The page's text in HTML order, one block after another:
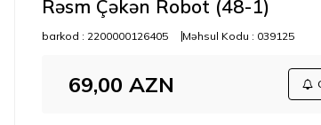
Rəsm Çəkən Robot (48-1)
barkod : 2200000126405 Məhsul Kodu : 039125
69,00 AZN